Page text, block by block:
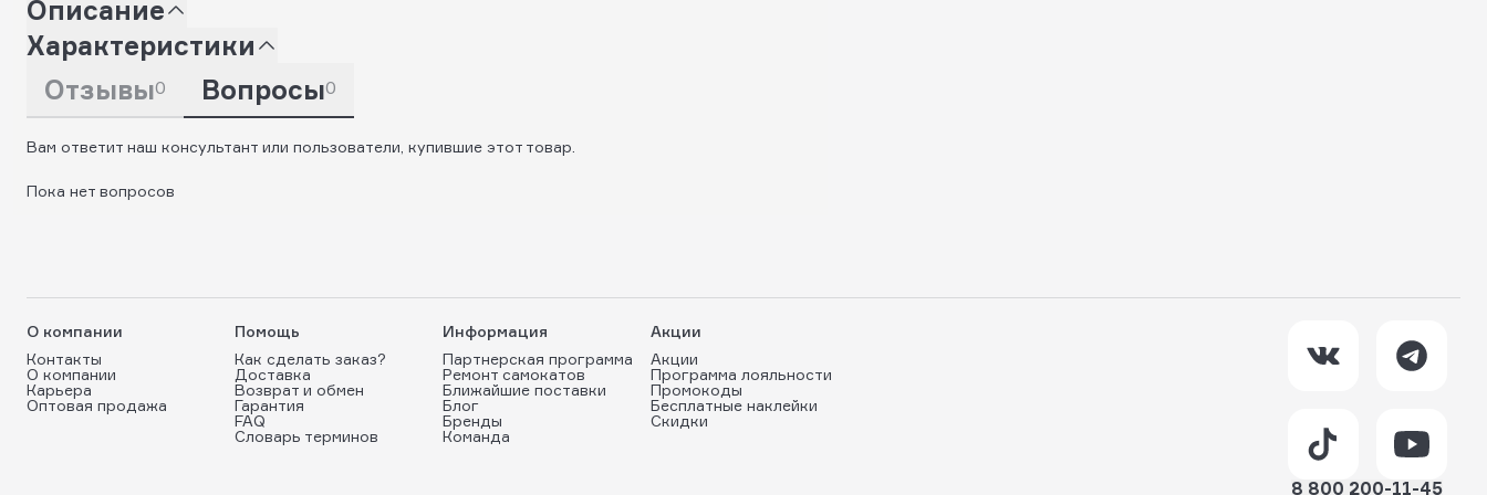
Описание
Характеристики
Отзывы0 Вопросы0
Вам ответит наш консультант или пользователи, купившие этот товар.
Пока нет вопросов
О компании
Контакты
О компании
Карьера
Оптовая продажа
Помощь
Как сделать заказ?
Доставка
Возврат и обмен
Гарантия
FAQ
Словарь терминов
Информация
Партнерская программа
Ремонт самокатов
Ближайшие поставки
Блог
Бренды
Команда
Акции
Акции
Программа лояльности
Промокоды
Бесплатные наклейки
Скидки
8 800 200-11-45